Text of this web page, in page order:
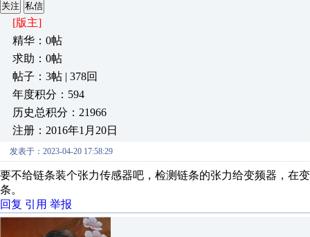
关注 私信
[版主]
精华：0帖
求助：0帖
帖子：3帖 | 378回
年度积分：594
历史总积分：21966
注册：2016年1月20日
发表于：2023-04-20 17:58:29
要不给链条装个张力传感器吧，检测链条的张力给变频器，在
条。
回复 引用 举报